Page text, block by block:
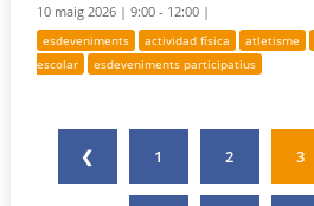
10 maig 2026 |9:00 - 12:00 |
esdeveniments actividad física atletisme
escolar
esdeveniments participatius
❮ 1 2 3